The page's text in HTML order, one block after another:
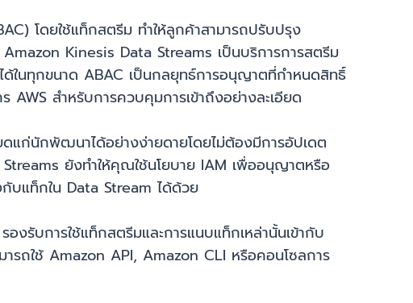
โดยใช้แท็กสตรีม ทำให้ลูกค้าสามารถปรับปรุง
Kinesis Data Streams เป็นบริการการสตรีม
ด้ในทุกขนาด ABAC เป็นกลยุทธ์การอนุญาตที่กำหนดสิทธิ์
สำหรับการควบคุมการเข้าถึงอย่างละเอียด
แก่นักพัฒนาได้อย่างง่ายดายโดยไม่ต้องมีการอัปเดต
ยังทำให้คุณใช้นโยบาย IAM เพื่ออนุญาตหรือ
กับแท็กใน Data Stream ได้ด้วย
งรับการใช้แท็กสตรีมและการแนบแท็กเหล่านั้นเข้ากับ
ถใช้ Amazon API, Amazon CLI หรือคอนโซลการ